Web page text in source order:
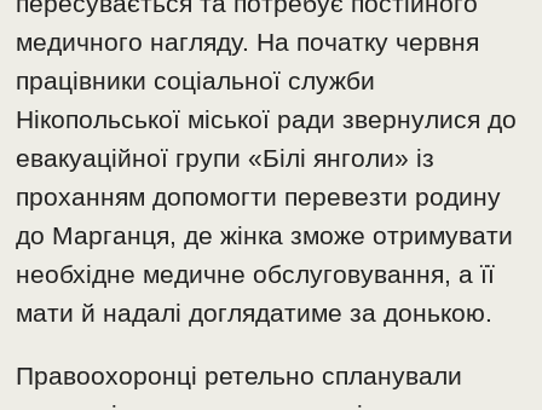
медичного нагляду. На початку червня
працівники соціальної служби
Нікопольської міської ради звернулися до
евакуаційної групи «Білі янголи» із
проханням допомогти перевезти родину
до Марганця, де жінка зможе отримувати
необхідне медичне обслуговування, а її
мати й надалі доглядатиме за донькою.
Правоохоронці ретельно спланували